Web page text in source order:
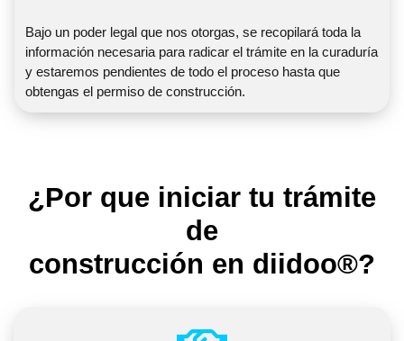
Bajo un poder legal que nos otorgas, se recopilará toda la
información necesaria para radicar el trámite en la curaduría
y estaremos pendientes de todo el proceso hasta que
obtengas el permiso de construcción.
¿Por que iniciar tu trámite
de
construcción en diidoo®?